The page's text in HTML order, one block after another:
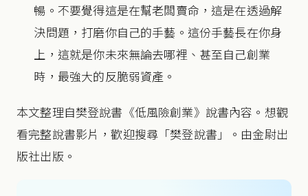
暢。不要覺得這是在幫老闆賣命，這是在透過解
決問題，打磨你自己的手藝。這份手藝長在你身
上，這就是你未來無論去哪裡、甚至自己創業
時，最強大的反脆弱資產。
本文整理自樊登說書《低風險創業》說書內容。想觀
看完整說書影片，歡迎搜尋「樊登說書」。由金尉出
版社出版。